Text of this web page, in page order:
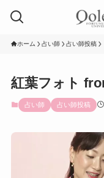
ホーム 占い師 占い師投稿
紅葉フォト
占い師 占い師投稿